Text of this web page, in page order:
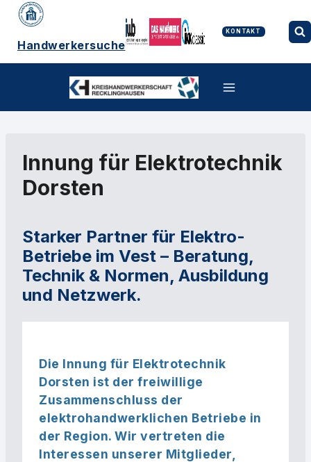
Zum
Inhalt
Handwerkersuche
KONTAKT
Innung für Elektrotechnik
Dorsten
Starker Partner für Elektro-
Betriebe im Vest – Beratung,
Technik & Normen, Ausbildung
und Netzwerk.
Die Innung für Elektrotechnik
Dorsten ist der freiwillige
Zusammenschluss der
elektrohandwerklichen Betriebe in
der Region. Wir vertreten die
Interessen unserer Mitglieder,